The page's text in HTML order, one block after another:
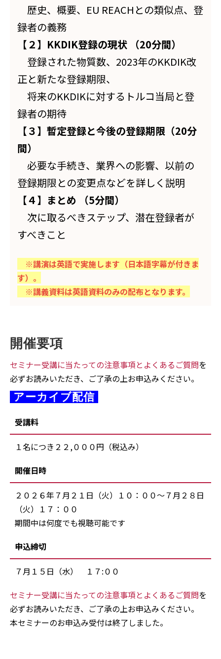
歴史、概要、EU REACHとの類似点、登
録者の義務
【２】KKDIK登録の現状 （20分間）
登録された物質数、2023年のKKDIK改
正と新たな登録期限、
将来のKKDIKに対するトルコ当局と登
録者の期待
【３】暫定登録と今後の登録期限（20分
間）
必要な手続き、業界への影響、以前の
登録期限との変更点などを詳しく説明
【４】まとめ （5分間）
次に取るべきステップ、潜在登録者が
すべきこと
※講演は英語で実施します（日本語字幕が付きま
す）。
※講義資料は英語資料のみの配布となります。
開催要項
セミナー受講に当たっての注意事項とよくあるご質問を
必ずお読みいただき、ご了承の上お申込みください。
アーカイブ配信
受講料
１名につき２２,０００円（税込み）
開催日時
２０２６年７月２１日（火）１０：００～７月２８日
（火）１７：００
期間中は何度でも視聴可能です
申込締切
７月１５日（水） １７:００
セミナー受講に当たっての注意事項とよくあるご質問を
必ずお読みいただき、ご了承の上お申込みください。
本セミナーのお申込み受付は終了しました。